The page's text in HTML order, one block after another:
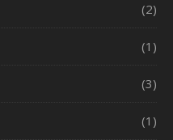
(2)
(1)
(3)
(1)